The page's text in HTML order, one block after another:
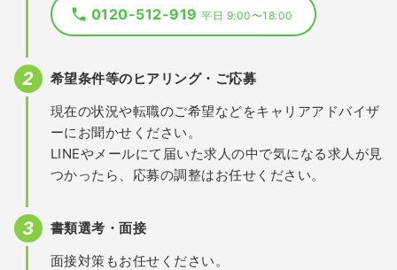
0120-512-919平日 9:00〜18:00
希望条件等のヒアリング・ご応募
現在の状況や転職のご希望などをキャリアアドバイザ
ーにお聞かせください。
LINEやメールにて届いた求人の中で気になる求人が見
つかったら、応募の調整はお任せください。
書類選考・面接
面接対策もお任せください。